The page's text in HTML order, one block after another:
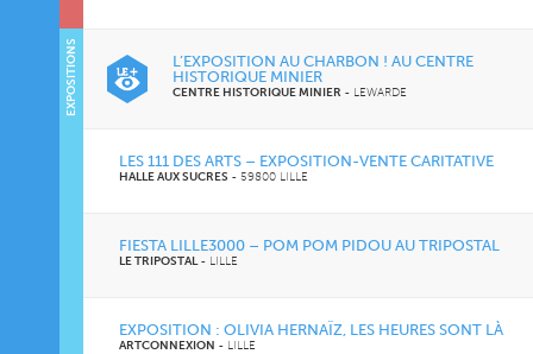
L’EXPOSITION AU CHARBON ! AU CENTRE
HISTORIQUE MINIER
CENTRE HISTORIQUE MINIER - LEWARDE
LES 111 DES ARTS – EXPOSITION-VENTE CARITATIVE
HALLE AUX SUCRES - 59800 LILLE
FIESTA LILLE3000 – POM POM PIDOU AU TRIPOSTAL
LE TRIPOSTAL- LILLE
EXPOSITION : OLIVIA HERNAÏZ, LES HEURES SONT LÀ
ARTCONNEXION - LILLE
EXPOSITIONS